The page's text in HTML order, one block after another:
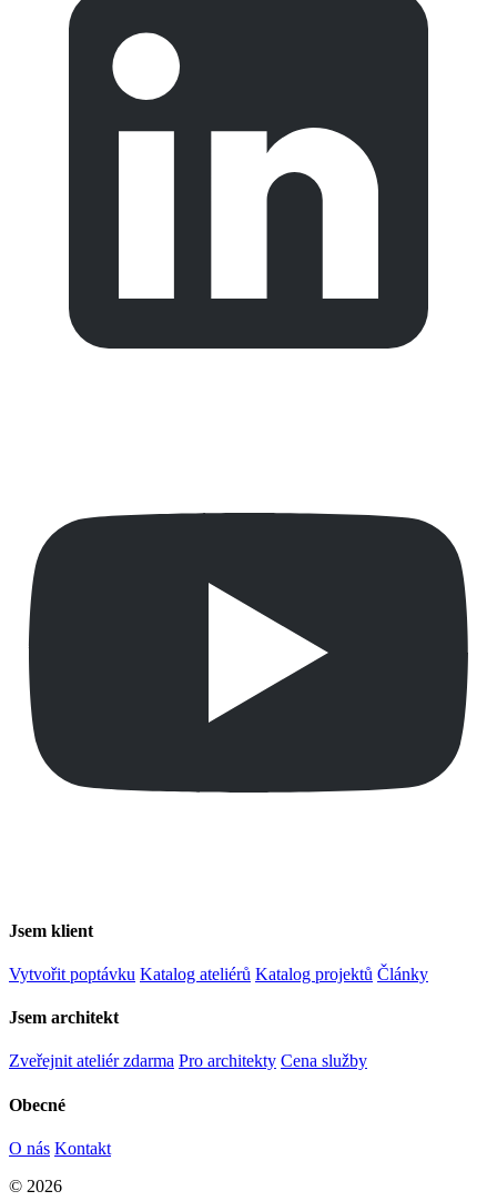
Jsem klient
Vytvořit poptávku Katalog ateliérů Katalog projektů Články
Jsem architekt
Zveřejnit ateliér zdarma Pro architekty Cena služby
Obecné
O nás Kontakt
© 2026